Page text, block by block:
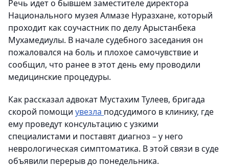
Речь идет о бывшем заместителе директора
Национального музея Алмазе Нуразхане, который
проходит как соучастник по делу Арыстанбека
Мухамедиулы. В начале судебного заседания он
пожаловался на боль и плохое самочувствие и
сообщил, что ранее в этот день ему проводили
медицинские процедуры.
Как рассказал адвокат Мустахим Тулеев, бригада
скорой помощи увезла подсудимого в клинику, где
ему проведут консультацию с узкими
специалистами и поставят диагноз – у него
неврологическая симптоматика. В этой связи в суде
объявили перерыв до понедельника.